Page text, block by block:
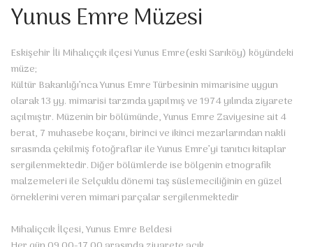
Yunus Emre Müzesi
Eskişehir İli Mihalıççık ilçesi Yunus Emre(eski Sarıköy) köyündeki
müze;
Kültür Bakanlığı’nca Yunus Emre Türbesinin mimarisine uygun
olarak 13 yy. mimarisi tarzında yapılmış ve 1974 yılında ziyarete
açılmıştır. Müzenin bir bölümünde, Yunus Emre Zaviyesine ait 4
berat, 7 muhasebe koçanı, birinci ve ikinci mezarlarından nakli
sırasında çekilmiş fotoğraflar ile Yunus Emre’yi tanıtıcı kitaplar
sergilenmektedir. Diğer bölümlerde ise bölgenin etnografik
malzemeleri ile Selçuklu dönemi taş süslemeciliğinin en güzel
örneklerini veren mimari parçalar sergilenmektedir
Mihaliçcık İlçesi, Yunus Emre Beldesi